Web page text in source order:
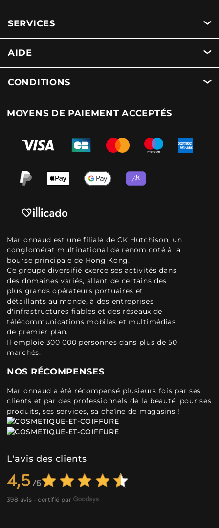
SERVICES
AIDE
CONDITIONS
MOYENS DE PAIEMENT ACCEPTÉS
Marionnaud est une filiale de CK Hutchison, un
conglomérat multinational de renom coté à la
bourse principale de Hong Kong.
Ce groupe diversifié exerce ses activités dans
des domaines variés, allant de certains des
plus grands opérateurs portuaires et
détaillants au monde, à des entreprises
d'infrastructures fiables et des réseaux de
télécommunications mobiles et multimédias
de premier plan.
Il emploie 300 000 personnes dans plus de 50
marchés.
NOS RÉCOMPENSES
Marionnaud a été récompensé plusieurs fois par ses
clients et par des professionnels de la beauté, pour ses
produits, ses services, sa chaîne de magasins !
L'avis des clients
4,5
398 avis - certifié par